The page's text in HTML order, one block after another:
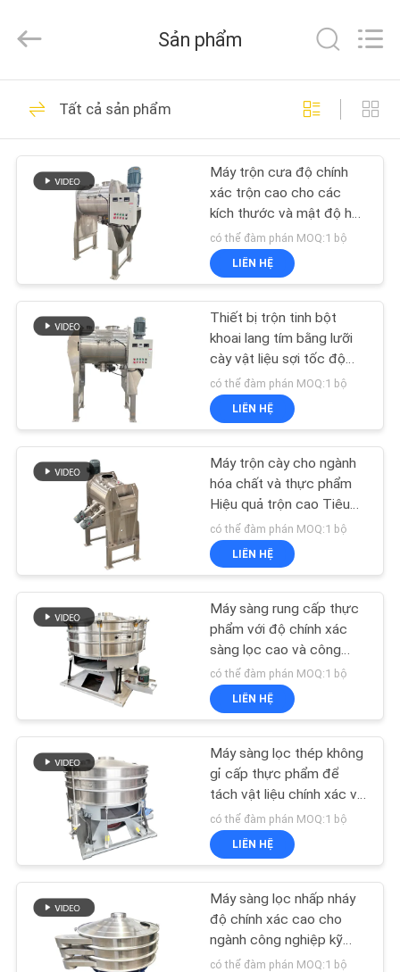
NHÀ
CÁC
SẢN
HƯỚNG
DẪN
CHÚNG
TÔI
MÁY
SOÁT
CHẤT
LƯỢNG
CHÚNG
TÔI
Machinery
(Henan)
All
Reserved.
Máy sàng lọc rung
180
Máy sàng lọc
83
Máy sàng lọc
Tumbler
99
máy dỡ túi số lượng
lớn
177
Hệ thống băng tải
chân không
130
Sản phẩm
Tất cả sản phẩm
Máy trộn cưa độ chính
xác trộn cao cho các
kích thước và mật độ hạt
khác nhau
có thể đàm phán MOQ:1 bộ
LIÊN HỆ
Thiết bị trộn tinh bột
khoai lang tím bằng lưỡi
cày vật liệu sợi tốc độ
cao
có thể đàm phán MOQ:1 bộ
LIÊN HỆ
Máy trộn cày cho ngành
hóa chất và thực phẩm
Hiệu quả trộn cao Tiêu
thụ năng lượng thấp
có thể đàm phán MOQ:1 bộ
LIÊN HỆ
Máy sàng rung cấp thực
phẩm với độ chính xác
sàng lọc cao và công
suất xử lý lớn
có thể đàm phán MOQ:1 bộ
LIÊN HỆ
Máy sàng lọc thép không
gỉ cấp thực phẩm để
tách vật liệu chính xác và
lớp
có thể đàm phán MOQ:1 bộ
LIÊN HỆ
Máy sàng lọc nhấp nháy
độ chính xác cao cho
ngành công nghiệp kỹ
thuật hóa học
có thể đàm phán MOQ:1 bộ